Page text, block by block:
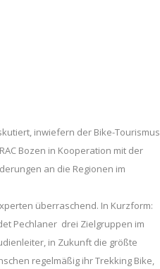
inwiefern der Bike-Tourismus
Bozen in Kooperation mit der
an die Regionen im
überraschend. In Kurzform:
Pechlaner drei Zielgruppen im
in Zukunft die größte
regelmäßig ihr Trekking Bike,